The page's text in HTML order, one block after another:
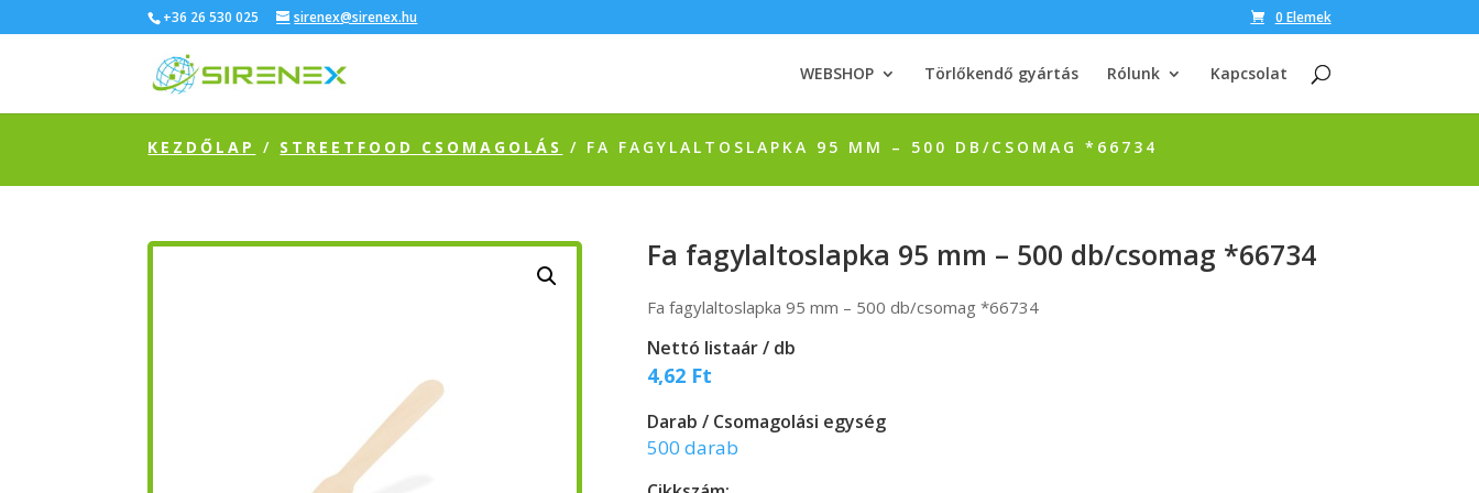
+36 26 530 025 sirenex@sirenex.hu 0 Elemek
WEBSHOP Törlőkendő gyártás Rólunk Kapcsolat
KEZDŐLAP / STREETFOOD CSOMAGOLÁS / FA FAGYLALTOSLAPKA 95 MM – 500 DB/CSOMAG *66734
Fa fagylaltoslapka 95 mm – 500 db/csomag *66734
Fa fagylaltoslapka 95 mm – 500 db/csomag *66734
Nettó listaár / db
4,62 Ft
Darab / Csomagolási egység
500 darab